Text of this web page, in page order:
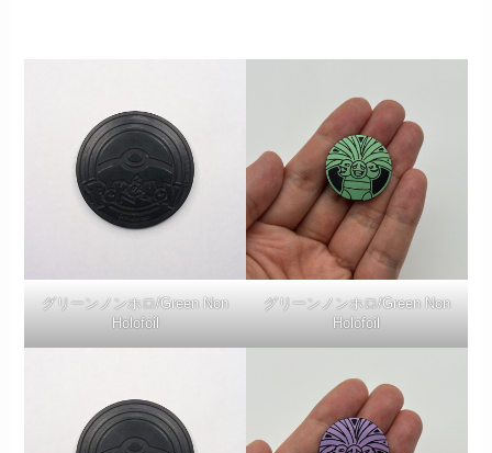
グリーンノンホロ/Green Non
Holofoil
グリーンノンホロ/Green Non
Holofoil